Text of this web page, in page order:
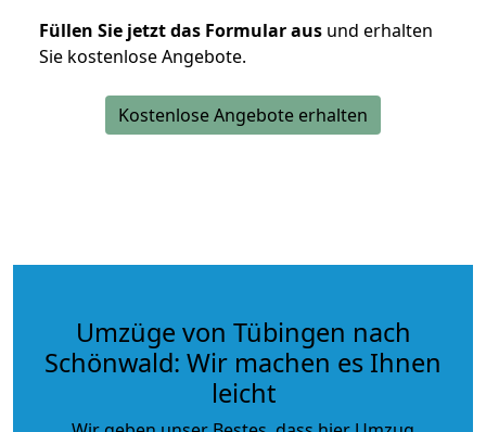
Füllen Sie jetzt das Formular aus und erhalten
Sie kostenlose Angebote.
Kostenlose Angebote erhalten
Umzüge von Tübingen nach
Schönwald: Wir machen es Ihnen
leicht